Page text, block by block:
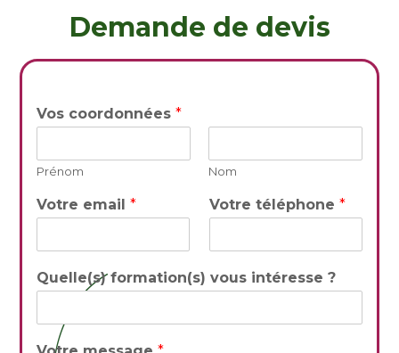
Demande de devis
Vos coordonnées*
Prénom Nom
Votre email* Votre téléphone *
Quelle(s) formation(s) vous intéresse ?